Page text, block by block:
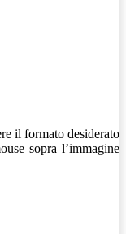
il formato desiderato
sopra l’immagine